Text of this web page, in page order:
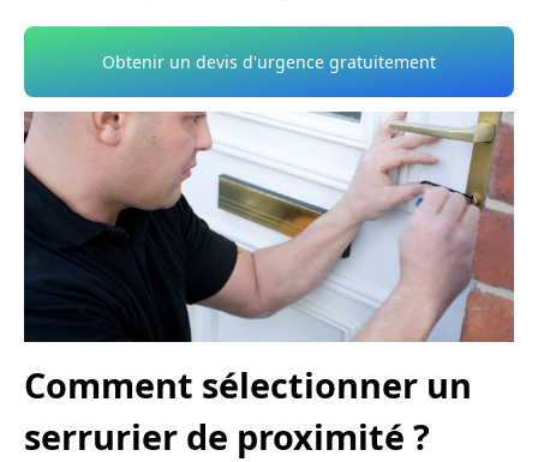
Obtenir un devis d'urgence gratuitement
Comment sélectionner un
serrurier de proximité ?